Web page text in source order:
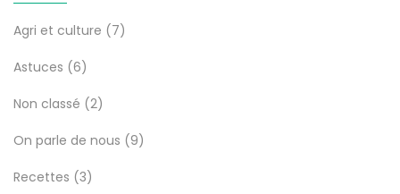
Agri et culture (7)
Astuces (6)
Non classé (2)
On parle de nous (9)
Recettes (3)